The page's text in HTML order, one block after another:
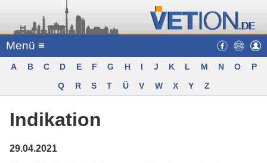
Menü ≡
A B C D E F G H I J K L M N O
P
Q
R S T Ü V W X Y Z
Indikation
29.04.2021